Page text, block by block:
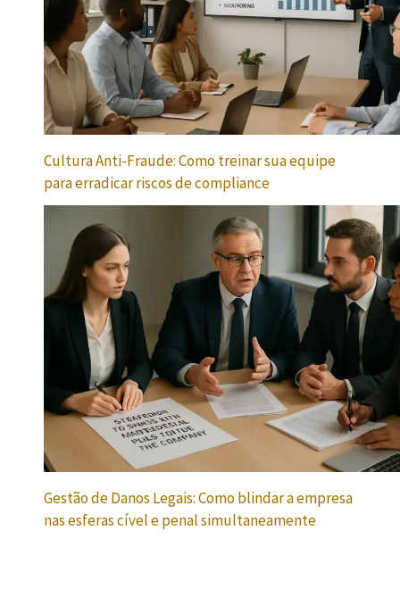
Cultura Anti-Fraude: Como treinar sua equipe
para erradicar riscos de compliance
Gestão de Danos Legais: Como blindar a empresa
nas esferas cível e penal simultaneamente